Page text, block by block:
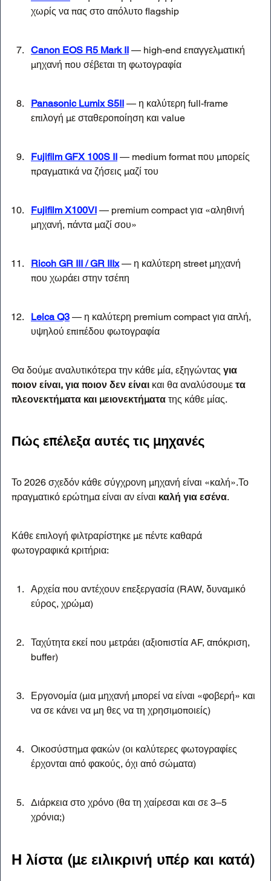
χωρίς να πας στο απόλυτο flagship
Canon EOS R5 Mark II — high-end επαγγελματική
μηχανή που σέβεται τη φωτογραφία
Panasonic Lumix S5II — η καλύτερη full-frame
επιλογή με σταθεροποίηση και value
Fujifilm GFX 100S II — medium format που μπορείς
πραγματικά να ζήσεις μαζί του
Fujifilm X100VI — premium compact για «αληθινή
μηχανή, πάντα μαζί σου»
Ricoh GR III / GR IIIx — η καλύτερη street μηχανή
που χωράει στην τσέπη
Leica Q3 — η καλύτερη premium compact για απλή,
υψηλού επιπέδου φωτογραφία
Θα δούμε αναλυτικότερα την κάθε μία, εξηγώντας για
ποιον είναι, για ποιον δεν είναι και θα αναλύσουμε τα
πλεονεκτήματα και μειονεκτήματα της κάθε μίας.
Πώς επέλεξα αυτές τις μηχανές
Το 2026 σχεδόν κάθε σύγχρονη μηχανή είναι «καλή».Το
πραγματικό ερώτημα είναι αν είναι καλή για εσένα.
Κάθε επιλογή φιλτραρίστηκε με πέντε καθαρά
φωτογραφικά κριτήρια:
Αρχεία που αντέχουν επεξεργασία (RAW, δυναμικό
εύρος, χρώμα)
Ταχύτητα εκεί που μετράει (αξιοπιστία AF, απόκριση,
buffer)
Εργονομία (μια μηχανή μπορεί να είναι «φοβερή» και
να σε κάνει να μη θες να τη χρησιμοποιείς)
Οικοσύστημα φακών (οι καλύτερες φωτογραφίες
έρχονται από φακούς, όχι από σώματα)
Διάρκεια στο χρόνο (θα τη χαίρεσαι και σε 3–5
χρόνια;)
Η λίστα (με ειλικρινή υπέρ και κατά)